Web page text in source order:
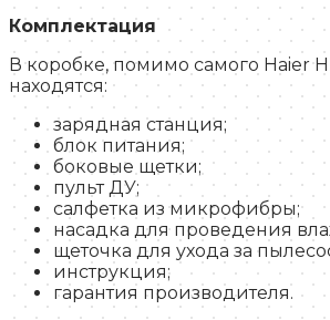
Комплектация
В коробке, помимо самого Haier
находятся:
зарядная станция;
блок питания;
боковые щетки;
пульт ДУ;
салфетка из микрофибры;
насадка для проведения
щеточка для ухода за
инструкция;
гарантия производителя.